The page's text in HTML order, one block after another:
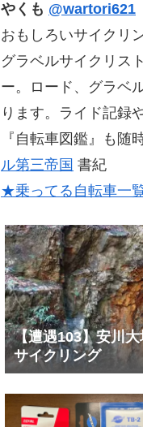
やくも @wartori621
おもしろいサイクリ
グラベルサイクリス
ー。ロード、グラベ
ります。ライド記録
『自転車図鑑』も随
ル第三帝国 書紀
★乗ってる自転車一
【遭遇103】安川
サイクリング